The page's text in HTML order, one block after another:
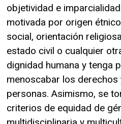
objetividad e
motivada por origen
social, orientación
estado civil o cualquier
dignidad humana y tenga
menoscabar los derechos
personas. Asimismo, se
criterios de equidad de